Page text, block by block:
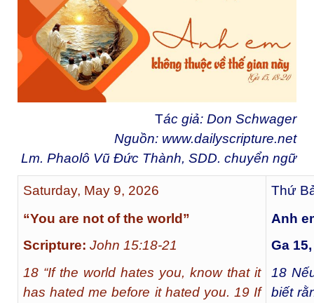
Tác giả: Don Schwager
Nguồn: www.dailyscripture.net
Lm. Phaolô Vũ Đức Thành, SDD. chuyển ngữ
Saturday, May 9, 2026
“You are not of the world”
Scripture: John 15:18-21
18 “If the world hates you, know that it
has hated me before it hated you. 19 If
Thứ
Anh
Ga
18
biết